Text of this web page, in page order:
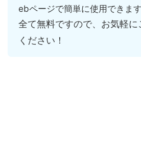
ebページで簡単に使用できます
全て無料ですので、お気軽に
ください！